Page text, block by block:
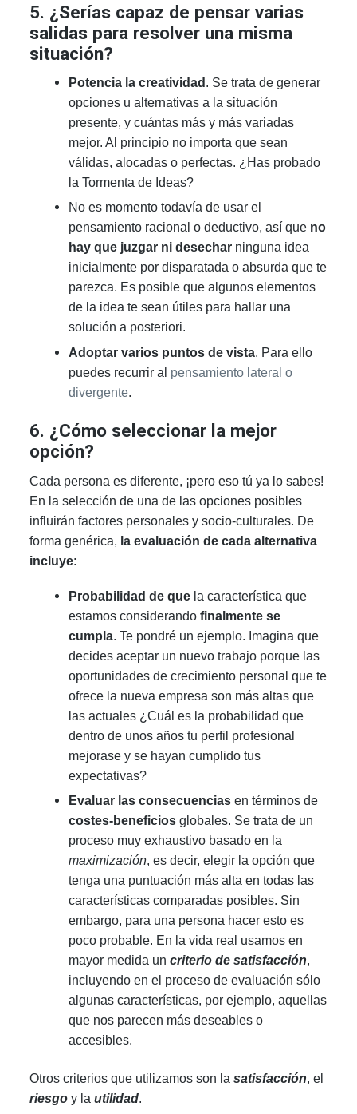
5. ¿Serías capaz de pensar varias
salidas para resolver una misma
situación?
Potencia la creatividad . Se trata de generar
opciones u alternativas a la situación
presente, y cuántas más y más variadas
mejor. Al principio no importa que sean
válidas, alocadas o perfectas. ¿Has probado
la Tormenta de Ideas?
No es momento todavía de usar el
pensamiento racional o deductivo, así que no
hay que juzgar ni desechar ninguna idea
inicialmente por disparatada o absurda que te
parezca. Es posible que algunos elementos
de la idea te sean útiles para hallar una
solución a posteriori.
Adoptar varios puntos de vista. Para ello
puedes recurrir al pensamiento lateral o
divergente.
6. ¿Cómo seleccionar la mejor
opción?
Cada persona es diferente, ¡pero eso tú ya lo sabes!
En la selección de una de las opciones posibles
influirán factores personales y socio-culturales. De
forma genérica, la evaluación de cada alternativa
incluye:
Probabilidad de que la característica que
estamos considerandofinalmente se
cumpla. Te pondré un ejemplo. Imagina que
decides aceptar un nuevo trabajo porque las
oportunidades de crecimiento personal que te
ofrece la nueva empresa son más altas que
las actuales ¿Cuál es la probabilidad que
dentro de unos años tu perfil profesional
mejorase y se hayan cumplido tus
expectativas?
Evaluar las consecuencias en términos de
costes-beneficios globales. Se trata de un
proceso muy exhaustivo basado en la
maximización, es decir, elegir la opción que
tenga una puntuación más alta en todas las
características comparadas posibles. Sin
embargo, para una persona hacer esto es
poco probable. En la vida real usamos en
mayor medida un criterio de satisfacción,
incluyendo en el proceso de evaluación sólo
algunas características, por ejemplo, aquellas
que nos parecen más deseables o
accesibles.
Otros criterios que utilizamos son lasatisfacción, el
riesgo y lautilidad.